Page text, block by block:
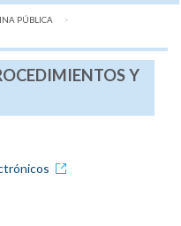
PÚBLICA
Y